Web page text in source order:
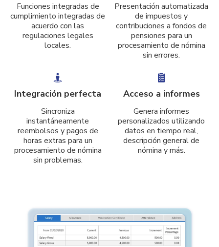
Funciones integradas de
cumplimiento integradas de
acuerdo con las
regulaciones legales
locales.
Presentación automatizada
de impuestos y
contribuciones a fondos de
pensiones para un
procesamiento de nómina
sin errores.
Integración perfecta
Sincroniza
instantáneamente
reembolsos y pagos de
horas extras para un
procesamiento de nómina
sin problemas.
Acceso a informes
Genera informes
personalizados utilizando
datos en tiempo real,
descripción general de
nómina y más.